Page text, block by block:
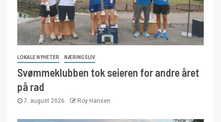
LOKALE NYHETER NÆRINGSLIV
Svømmeklubben tok seieren for andre året
på rad
7. august 2026 Roy Hansen